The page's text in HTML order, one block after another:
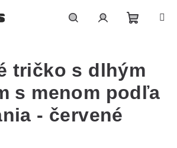
košík
tričko s dlhým
s menom podľa
- červené